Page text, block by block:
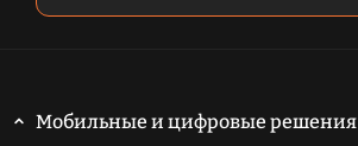
Мобильные и цифровые решения